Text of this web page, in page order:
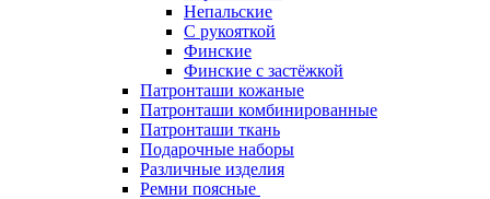
Непальские
С рукояткой
Финские
Финские с застёжкой
Патронташи кожаные
Патронташи комбинированные
Патронташи ткань
Подарочные наборы
Различные изделия
Ремни поясные